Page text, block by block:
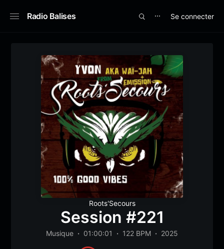
Radio Balises ⋯ Se connecter
Roots'Secours
Session #221
Musique 01:00:01 122 BPM 2025